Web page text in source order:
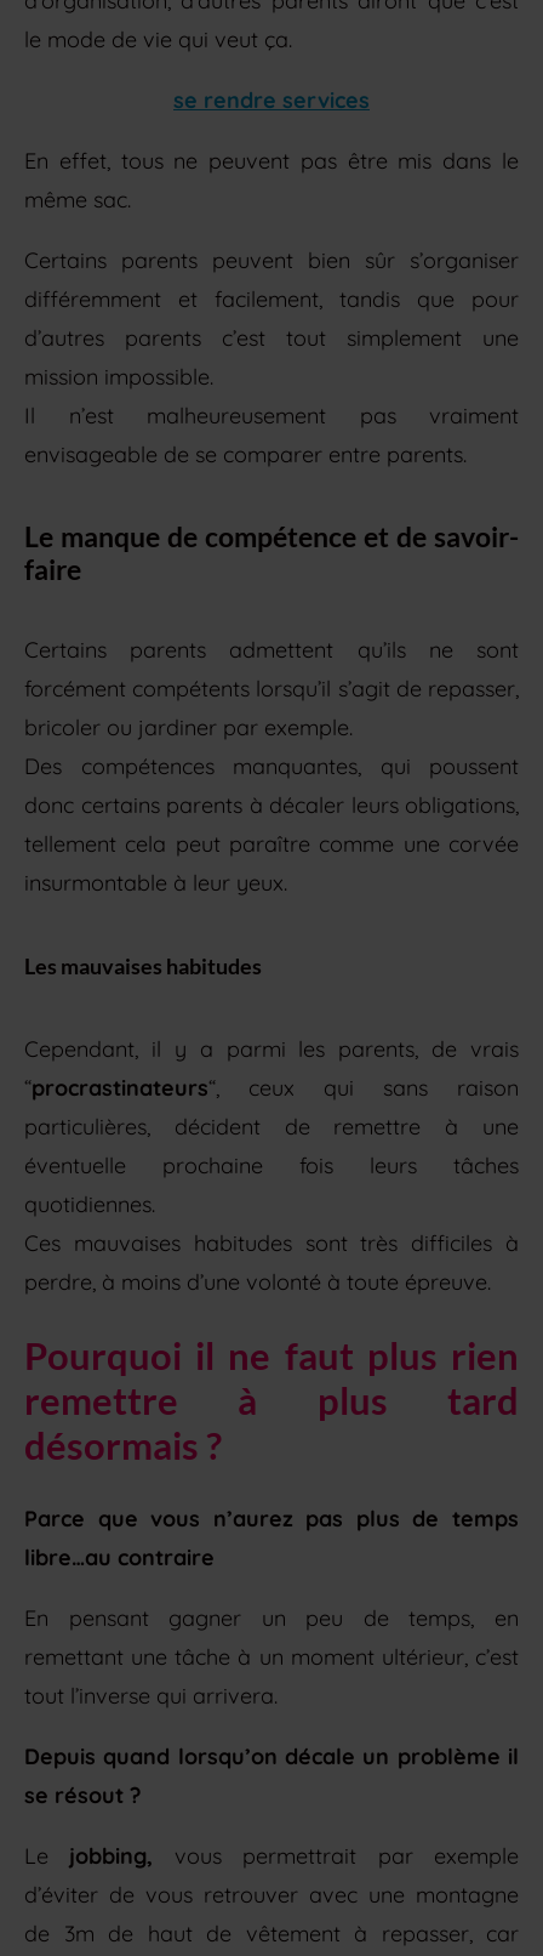
le mode de vie qui veut ça.
se rendre services
En effet, tous ne peuvent pas être mis dans le
même sac.
Certains parents peuvent bien sûr s’organiser
différemment et facilement, tandis que pour
d’autres parents c’est tout simplement une
mission impossible.
Il n’est malheureusement pas vraiment
envisageable de se comparer entre parents.
Le manque de compétence et de savoir-
faire
Certains parents admettent qu’ils ne sont
forcément compétents lorsqu’il s’agit de repasser,
bricoler ou jardiner par exemple.
Des compétences manquantes, qui poussent
donc certains parents à décaler leurs obligations,
tellement cela peut paraître comme une corvée
insurmontable à leur yeux.
Les mauvaises habitudes
Cependant, il y a parmi les parents, de vrais
“procrastinateurs“, ceux qui sans raison
particulières, décident de remettre à une
éventuelle prochaine fois leurs tâches
quotidiennes.
Ces mauvaises habitudes sont très difficiles à
perdre, à moins d’une volonté à toute épreuve.
Pourquoi il ne faut plus rien
remettre à plus tard
désormais ?
Parce que vous n’aurez pas plus de temps
libre…au contraire
En pensant gagner un peu de temps, en
remettant une tâche à un moment ultérieur, c’est
tout l’inverse qui arrivera.
Depuis quand lorsqu’on décale un problème il
se résout ?
Le jobbing, vous permettrait par exemple
d’éviter de vous retrouver avec une montagne
de 3m de haut de vêtement à repasser, car